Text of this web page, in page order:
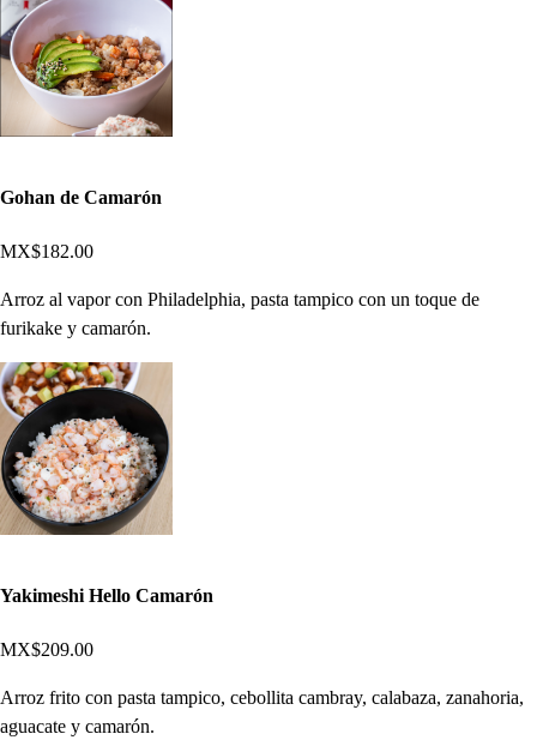
Gohan de Camarón
MX$182.00
Arroz al vapor con Philadelphia, pasta tampico con un toque de
furikake y camarón.
Yakimeshi Hello Camarón
MX$209.00
Arroz frito con pasta tampico, cebollita cambray, calabaza, zanahoria,
aguacate y camarón.